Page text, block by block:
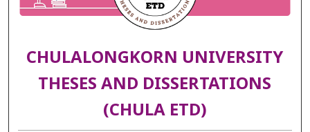
CHULALONGKORN UNIVERSITY
THESES AND DISSERTATIONS
(CHULA ETD)